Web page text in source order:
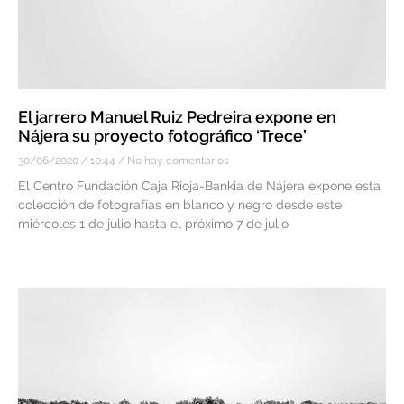
El jarrero Manuel Ruiz Pedreira expone en
Nájera su proyecto fotográfico ‘Trece’
30/06/2020 10:44 No hay comentarios
El Centro Fundación Caja Rioja-Bankia de Nájera expone esta
colección de fotografías en blanco y negro desde este
miércoles 1 de julio hasta el próximo 7 de julio